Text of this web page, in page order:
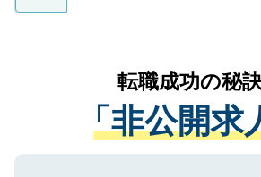
ているすべての個人データ
は、個人情報の取り扱いに
管理基準を満たした事業者
る、プライバシーマークを
ご登録いただいた個人情報
かがいして、現在の医療機
経験をまじえながら、適切
させていただきます。すぐ
ない方には、長期的なサポ
ので、まずはご登録くださ
転職成功の秘
「非公開求